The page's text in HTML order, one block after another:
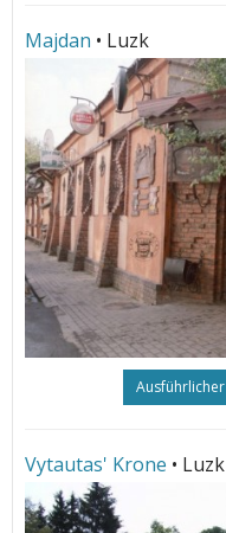
Majdan • Luzk
Ausführlicher
Vytautas' Krone • Luzk